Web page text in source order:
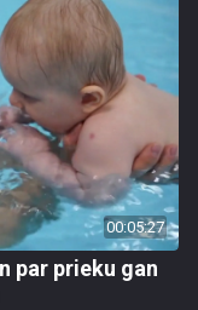
00:05:27
par prieku gan